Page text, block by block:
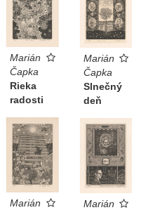
Marián
Čapka
Rieka
radosti
Marián
Čapka
Slnečný
deň
Marián
Marián